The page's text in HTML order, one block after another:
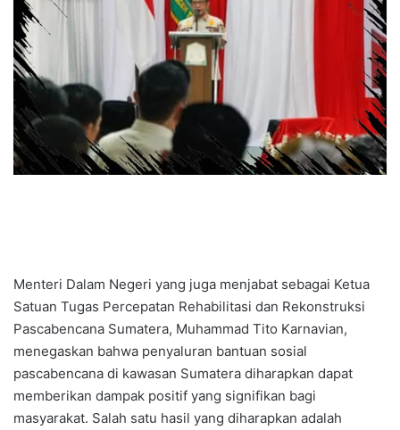
Menteri Dalam Negeri yang juga menjabat sebagai Ketua
Satuan Tugas Percepatan Rehabilitasi dan Rekonstruksi
Pascabencana Sumatera, Muhammad Tito Karnavian,
menegaskan bahwa penyaluran bantuan sosial
pascabencana di kawasan Sumatera diharapkan dapat
memberikan dampak positif yang signifikan bagi
masyarakat. Salah satu hasil yang diharapkan adalah